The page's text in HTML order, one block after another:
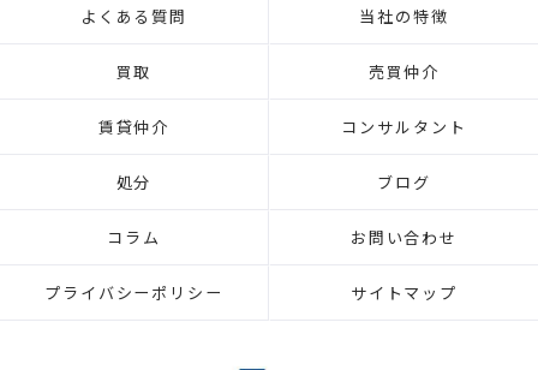
よくある質問 当社の特徴
買取 売買仲介
賃貸仲介 コンサルタント
処分 ブログ
コラム お問い合わせ
プライバシーポリシー サイトマップ